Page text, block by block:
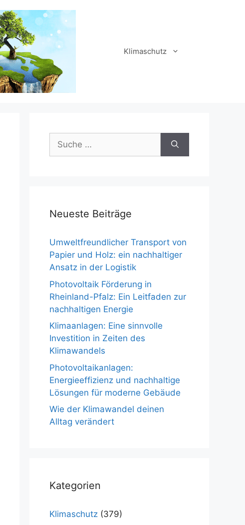
Klimaschutz
Suche
nach:
Neueste Beiträge
Umweltfreundlicher Transport von
Papier und Holz: ein nachhaltiger
Ansatz in der Logistik
Photovoltaik Förderung in
Rheinland-Pfalz: Ein Leitfaden zur
nachhaltigen Energie
Klimaanlagen: Eine sinnvolle
Investition in Zeiten des
Klimawandels
Photovoltaikanlagen:
Energieeffizienz und nachhaltige
Lösungen für moderne Gebäude
Wie der Klimawandel deinen
Alltag verändert
Kategorien
Klimaschutz (379)